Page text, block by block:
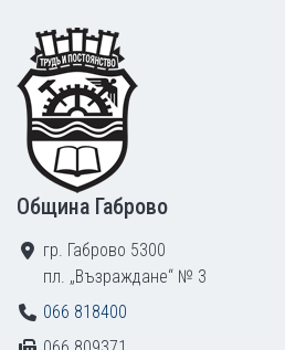
Footer
Община Габрово
гр. Габрово 5300
пл. „Възраждане“ № 3
066 818400